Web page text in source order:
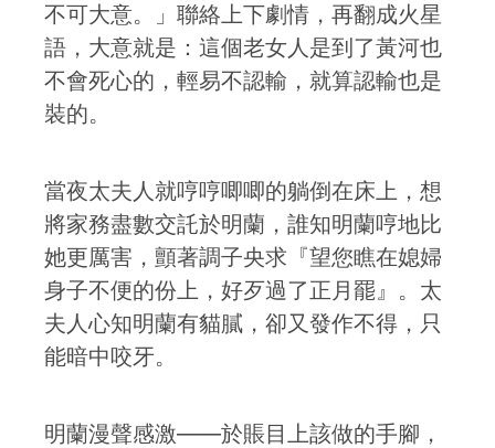
不可大意。」聯絡上下劇情，再翻成火星
語，大意就是：這個老女人是到了黃河也
不會死心的，輕易不認輸，就算認輸也是
裝的。
當夜太夫人就哼哼唧唧的躺倒在床上，想
將家務盡數交託於明蘭，誰知明蘭哼地比
她更厲害，顫著調子央求『望您瞧在媳婦
身子不便的份上，好歹過了正月罷』。太
夫人心知明蘭有貓膩，卻又發作不得，只
能暗中咬牙。
明蘭漫聲感激——於賬目上該做的手腳，